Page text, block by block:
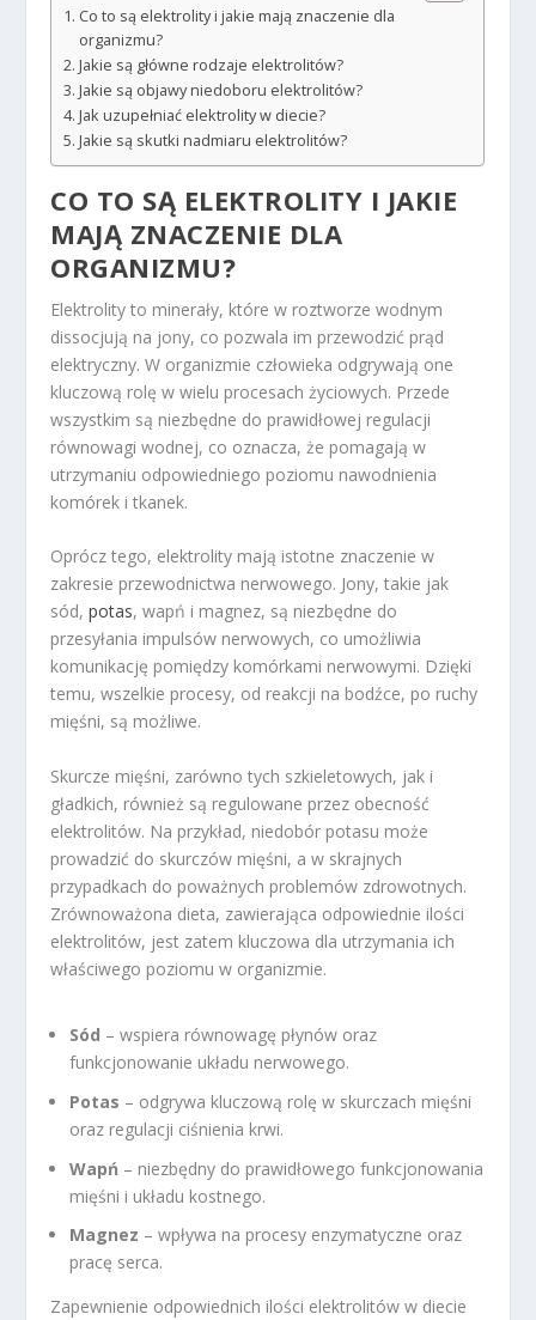
Co to są elektrolity i jakie mają znaczenie dla
organizmu?
Jakie są główne rodzaje elektrolitów?
Jakie są objawy niedoboru elektrolitów?
Jak uzupełniać elektrolity w diecie?
Jakie są skutki nadmiaru elektrolitów?
CO TO SĄ ELEKTROLITY I JAKIE
MAJĄ ZNACZENIE DLA
ORGANIZMU?
Elektrolity to minerały, które w roztworze wodnym
dissocjują na jony, co pozwala im przewodzić prąd
elektryczny. W organizmie człowieka odgrywają one
kluczową rolę w wielu procesach życiowych. Przede
wszystkim są niezbędne do prawidłowej regulacji
równowagi wodnej, co oznacza, że pomagają w
utrzymaniu odpowiedniego poziomu nawodnienia
komórek i tkanek.
Oprócz tego, elektrolity mają istotne znaczenie w
zakresie przewodnictwa nerwowego. Jony, takie jak
sód,potas, wapń i magnez, są niezbędne do
przesyłania impulsów nerwowych, co umożliwia
komunikację pomiędzy komórkami nerwowymi. Dzięki
temu, wszelkie procesy, od reakcji na bodźce, po ruchy
mięśni, są możliwe.
Skurcze mięśni, zarówno tych szkieletowych, jak i
gładkich, również są regulowane przez obecność
elektrolitów. Na przykład, niedobór potasu może
prowadzić do skurczów mięśni, a w skrajnych
przypadkach do poważnych problemów zdrowotnych.
Zrównoważona dieta, zawierająca odpowiednie ilości
elektrolitów, jest zatem kluczowa dla utrzymania ich
właściwego poziomu w organizmie.
Sód – wspiera równowagę płynów oraz
funkcjonowanie układu nerwowego.
Potas – odgrywa kluczową rolę w skurczach mięśni
oraz regulacji ciśnienia krwi.
Wapń – niezbędny do prawidłowego funkcjonowania
mięśni i układu kostnego.
Magnez – wpływa na procesy enzymatyczne oraz
pracę serca.
Zapewnienie odpowiednich ilości elektrolitów w diecie